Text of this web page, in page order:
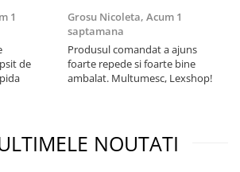
1
de
Grosu Nicoleta, Acum 1
saptamana
Produsul comandat a ajuns
foarte repede si foarte bine
ambalat. Multumesc, Lexshop!
NOUTATI